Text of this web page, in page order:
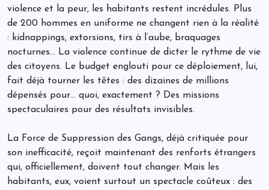
violence et la peur, les habitants restent incrédules. Plus
de 200 hommes en uniforme ne changent rien à la réalité
: kidnappings, extorsions, tirs à l’aube, braquages
nocturnes… La violence continue de dicter le rythme de vie
des citoyens. Le budget englouti pour ce déploiement, lui,
fait déjà tourner les têtes : des dizaines de millions
dépensés pour… quoi, exactement ? Des missions
spectaculaires pour des résultats invisibles.
La Force de Suppression des Gangs, déjà critiquée pour
son inefficacité, reçoit maintenant des renforts étrangers
qui, officiellement, doivent tout changer. Mais les
habitants, eux, voient surtout un spectacle coûteux : des